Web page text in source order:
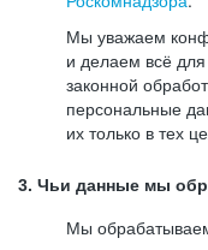
Мы уважаем
и делаем всё
законной
персональные
их только в тех
3. Чьи данные мы
Мы